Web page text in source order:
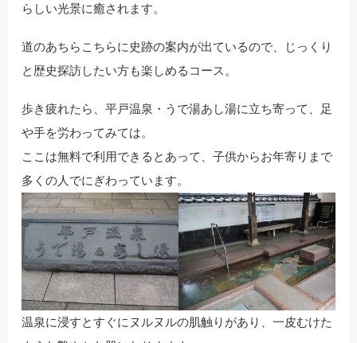
らしい光景に癒されます。
道のあちらこちらに史跡の案内が出ているので、じっくり
と歴史探訪したい方も楽しめるコース。
歩き疲れたら、平戸温泉・うで湯あし湯に立ち寄って、足
や手を労わってみては。
ここは無料で利用できるとあって、子供からお年寄りまで
多くの人でにぎわっています。
温泉に浸すとすぐにヌルヌルの肌触りがあり、一皮むけた